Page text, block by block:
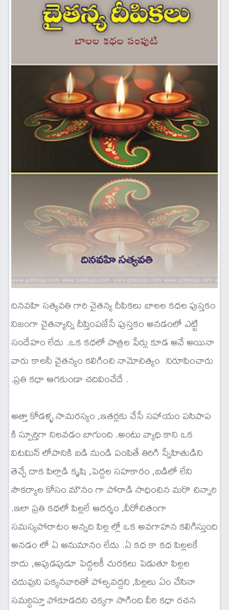
దినవహి సత్యవతి గారి చైతన్య దీపికలు బాలల కధల పుస్తకం
నిజంగా చైతన్యాన్ని దీప్తింపజేసే పుస్తకం అనడంలో ఎట్టి
సందేహం లేదు .ఒక కధలో పాత్రల పేర్లు కూడ అవే అయినా
వారు కాలనీ చైతన్యం కలిగించి నామోచిత్యం నిరూపించారు
.ప్రతి కధా ఆగకుండా చదివించేదే .
అత్తా కోడళ్ళ సామరస్యం ,ఇతర్లకు చేసే సహాయం పసిపాప
కి స్పూర్తిగా నిలవడం బాగుంది .అంటు వ్యాధి కాని ఒక
విటమిన్ లోపానికి బడి నుండి పంపితే తిరిగి స్నేహితుడిని
తెచ్చే దాక పిల్లాడి కృషి ,పెద్దల సహకారం ,బడిలో లేని
సౌకర్యాల కోసం మౌనం గా పోరాడి సాధించిన మరొ చిన్నారి
.ఇలా ప్రతి కధలో పిల్లలే ఆదర్శం ,వీరోచితంగా
సమస్యపోరాటం అన్నది పిల్ల ల్లో ఒక అవగాహన కలిగిస్తుంది
అనడం లో ఏ అనుమానం లేదు .ఏ కధ కా కధ పిల్లలకే
కాదు ,అపుడపుడూ పెద్దలకీ చురకలు పెడుతూ పిల్లల
చదువుని పక్కనవారితో పోల్చవద్దని ,పిల్లలు ఏం చేసినా
సమర్ధిస్తూ పోకూడదని చక్కగా సాగింది వీరి కధా రచన